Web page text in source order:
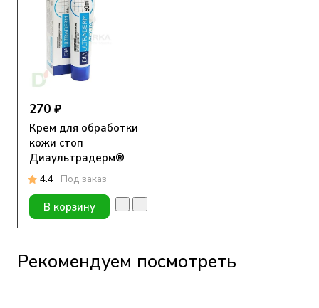
270 ₽
Крем для обработки
кожи стоп
Диаультрадерм®
АКВА, 50 ml
4.4 Под заказ
В корзину
Рекомендуем посмотреть